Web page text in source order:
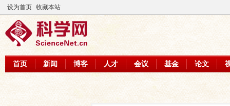
设为首页 收藏本站
首页 新闻 博客 人才 会议 基金 论文